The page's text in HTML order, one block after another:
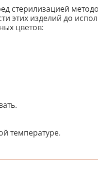
стерилизацией
этих изделий до
цветов:
температуре.
кто напишет отзыв.